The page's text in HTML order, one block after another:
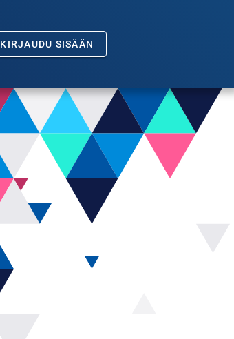
KIRJAUDU SISÄÄN